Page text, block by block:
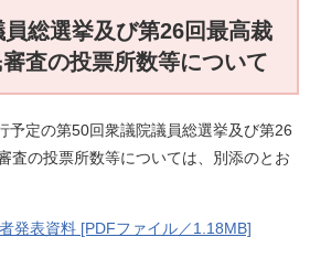
総選挙及び第26回最高裁
査の投票所数等について
定の第50回衆議院議員総選挙及び第26
査の投票所数等については、別添のとお
者発表資料 [PDFファイル／1.18MB]